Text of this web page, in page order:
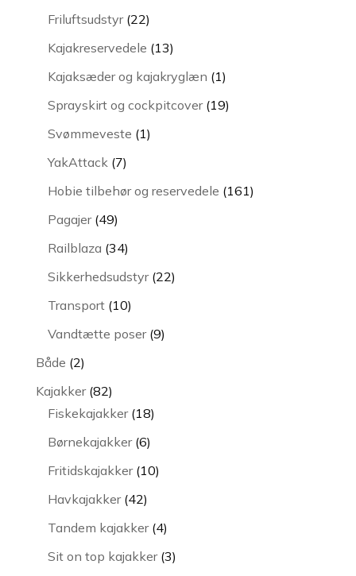
Friluftsudstyr 2222
varer
Kajakreservedele 1313
varer
Kajaksæder og kajakryglæn 11
vare
Sprayskirt og cockpitcover 1919
Svømmeveste 11
YakAttack 77
Hobie tilbehør og reservedele 161161
Pagajer 4949
varer
Railblaza 3434
varer
Sikkerhedsudstyr 2222
Transport 1010
varer
Vandtætte poser 99
Både 22
varer
Kajakker 8282
varer
Fiskekajakker 1818
Børnekajakker 66
varer
Fritidskajakker 1010
Havkajakker 4242
varer
Tandem kajakker 44
varer
Sit on top kajakker 33